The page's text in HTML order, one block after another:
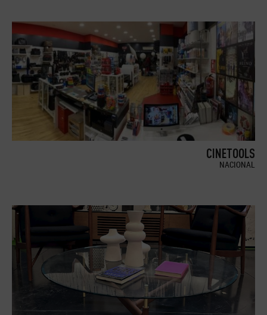
CINETOOLS
NACIONAL